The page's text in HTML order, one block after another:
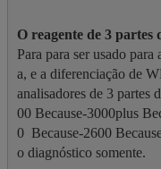
Para para ser usado
a, e a diferenciação de
analisadores de 3 partes
00 Because-3000plus
0  Because-2600
o diagnóstico somente.